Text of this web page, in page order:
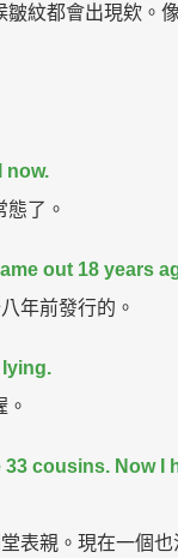
皺紋都會出現欸。
now.
了。
out 18 years
年前發行的。
33 cousins. Now I
表親。現在一個也